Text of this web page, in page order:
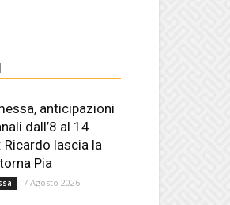
anticipazioni
dall’8 al 14
Ricardo lascia la
Pia
7 Agosto 2026